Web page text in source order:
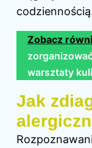
Zobacz
warsztaty
Jak